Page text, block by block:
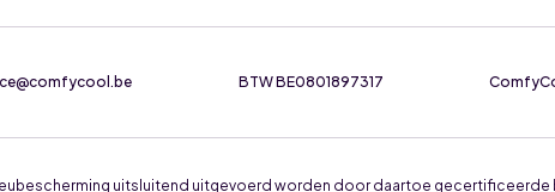
BTW BE0801897317
uitsluitend uitgevoerd worden door daartoe gecertificeerde